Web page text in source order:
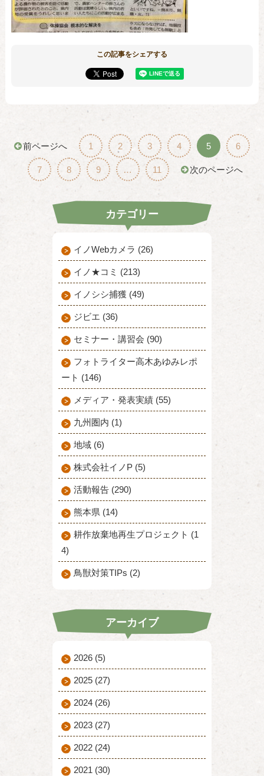
この記事をシェアする
前ページへ 1 2 3 4 5 6
7 8 9 … 11 次のページへ
カテゴリー
イノWebカメラ (26)
イノ★コミ (213)
イノシシ捕獲 (49)
ジビエ (36)
セミナー・講習会 (90)
フォトライター高木あゆみレポ
ート (146)
メディア・発表実績 (55)
九州圏内 (1)
地域 (6)
株式会社イノP (5)
活動報告 (290)
熊本県 (14)
耕作放棄地再生プロジェクト (1
4)
鳥獣対策TIPs (2)
アーカイブ
2026 (5)
2025 (27)
2024 (26)
2023 (27)
2022 (24)
2021 (30)